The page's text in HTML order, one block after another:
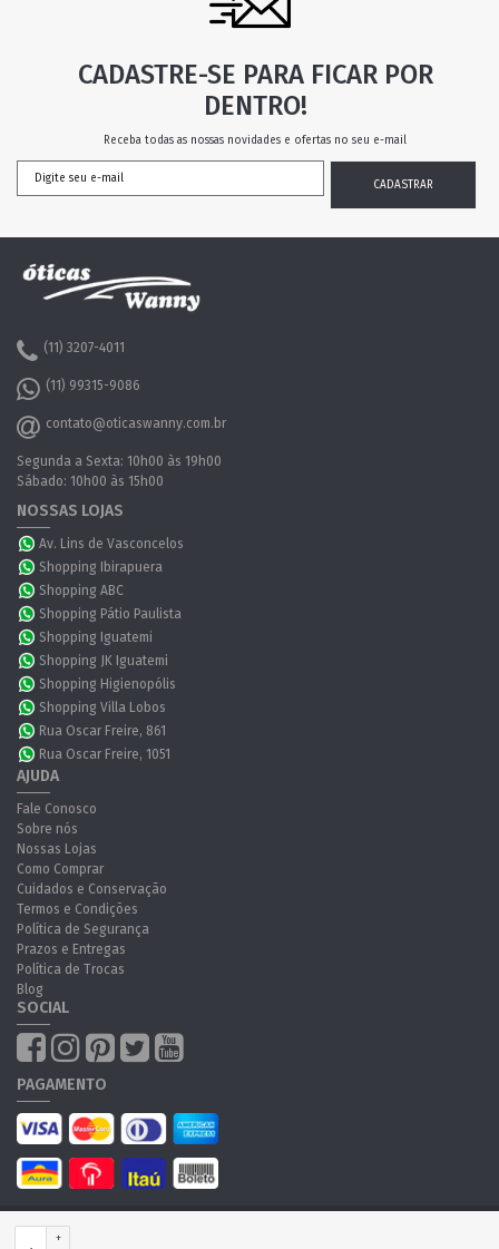
+
CADASTRE-SE PARA FICAR POR
DENTRO!
Receba todas as nossas novidades e ofertas no seu e-mail
(11) 3207-4011
(11) 99315-9086
contato@oticaswanny.com.br
Segunda a Sexta: 10h00 às 19h00
Sábado: 10h00 às 15h00
NOSSAS LOJAS
Av. Lins de Vasconcelos
Shopping Ibirapuera
Shopping ABC
Shopping Pátio Paulista
Shopping Iguatemi
Shopping JK Iguatemi
Shopping Higienopólis
Shopping Villa Lobos
Rua Oscar Freire, 861
Rua Oscar Freire, 1051
AJUDA
Fale Conosco
Sobre nós
Nossas Lojas
Como Comprar
Cuidados e Conservação
Termos e Condições
Política de Segurança
Prazos e Entregas
Política de Trocas
Blog
SOCIAL
PAGAMENTO
Óticas Wanny Ltda - CNPJ:43.051.515/0001-23 Avenida Lins de Vasconcelos,